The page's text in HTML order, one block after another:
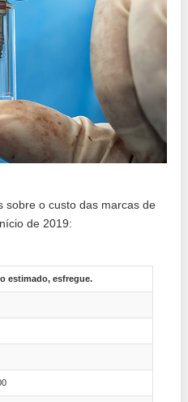
sobre o custo das marcas de
de 2019:
estimado, esfregue.